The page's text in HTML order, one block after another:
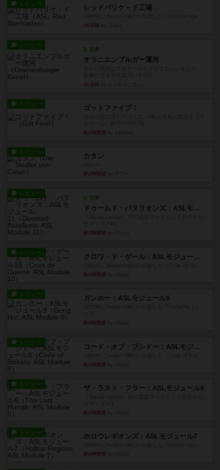
レビュー レッドバリケ－ド工場
16分前
レビュー
充実
オラニエンブルガー運河
41分前
レビュー ゴットファイブ！
約2時間前
レビュー カタン
約2時間前
レビュー
充実
ドゥームド・バタリオンズ：ASLモジュール11
約3時間前
レビュー
クロワ・ド・ゲール：ASLモジュール10
約3時間前
レビュー ガンホー：ASLモジュール9
約3時間前
レビュー
コード・オブ・ブシドー：ASLモジュール8
約3時間前
レビュー ザ・ラスト・フラー：ASLモジュール6
約4時間前
レビュー ホロウレギオンズ：ASLモジュール7
約4時間前